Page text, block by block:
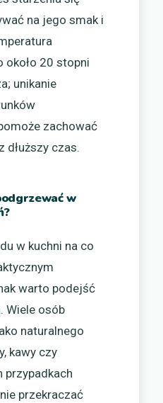
na jego smak i
około 20 stopni
unikanie
zachować
dłuższy czas.
w
w kuchni na co
warto podejść
Wiele osób
naturalnego
kawy czy
przypadkach
przekraczać